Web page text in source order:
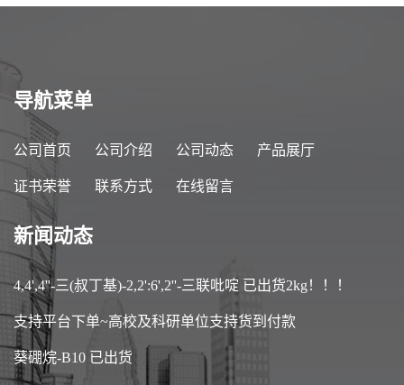
导航菜单
公司首页 公司介绍 公司动态 产品展厅
证书荣誉 联系方式 在线留言
新闻动态
4,4',4''-三(叔丁基)-2,2':6',2''-三联吡啶 已出货2kg！！！
支持平台下单~高校及科研单位支持货到付款
葵硼烷-B10 已出货